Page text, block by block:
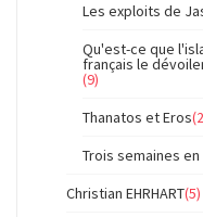
Les exploits de
Qu'est-ce que
français le
(9)
Thanatos et Eros
Trois semaines
Christian EHRHART(5)